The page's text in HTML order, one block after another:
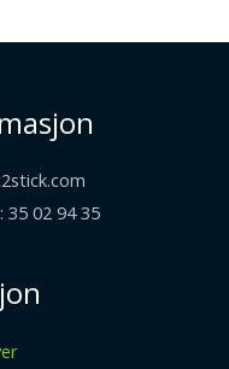
35 02 94 35